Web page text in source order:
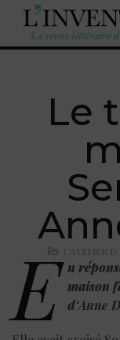
Le
L'ATELIER
E n
maison
d‘Anne